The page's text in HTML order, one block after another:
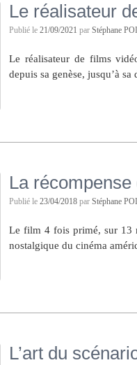
Le réalisateur
Publié le21/09/2021 parStéphane
Le réalisateur de films
depuis sa genèse, jusqu’à
La
Publié le23/04/2018 parStéphane
Le film 4 fois primé, sur 13
nostalgique du cinéma
L’art du